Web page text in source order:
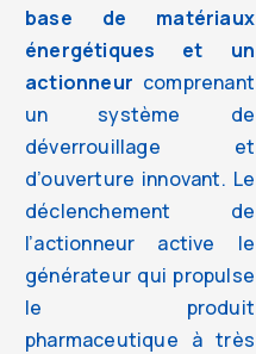
base de matériaux
énergétiques et un
actionneur comprenant
un système de
déverrouillage et
d’ouverture innovant. Le
déclenchement de
l’actionneur active le
générateur qui propulse
le produit
pharmaceutique à très